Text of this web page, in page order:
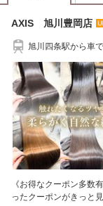
AXIS 旭川豊岡店
旭川四条駅から車
《お得なクーポン多数
ったクーポンがきっと